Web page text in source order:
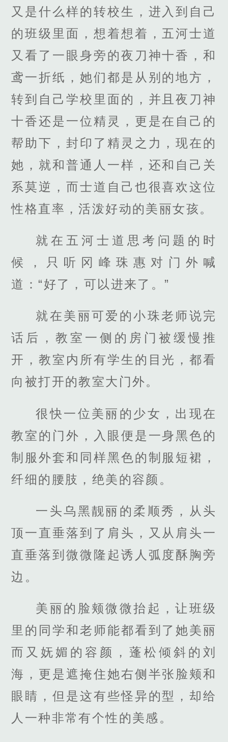
又是什么样的转校生，进入到自己
的班级里面，想着想着，五河士道
又看了一眼身旁的夜刀神十香，和
鸢一折纸，她们都是从别的地方，
转到自己学校里面的，并且夜刀神
十香还是一位精灵，更是在自己的
帮助下，封印了精灵之力，现在的
她，就和普通人一样，还和自己关
系莫逆，而士道自己也很喜欢这位
性格直率，活泼好动的美丽女孩。
就在五河士道思考问题的时
候，只听冈峰珠惠对门外喊
道：“好了，可以进来了。”
就在美丽可爱的小珠老师说完
话后，教室一侧的房门被缓慢推
开，教室内所有学生的目光，都看
向被打开的教室大门外。
很快一位美丽的少女，出现在
教室的门外，入眼便是一身黑色的
制服外套和同样黑色的制服短裙，
纤细的腰肢，绝美的容颜。
一头乌黑靓丽的柔顺秀，从头
顶一直垂落到了肩头，又从肩头一
直垂落到微微隆起诱人弧度酥胸旁
边。
美丽的脸颊微微抬起，让班级
里的同学和老师能都看到了她美丽
而又妩媚的容颜，蓬松倾斜的刘
海，更是遮掩住她右侧半张脸颊和
眼睛，但是这有些怪异的型，却给
人一种非常有个性的美感。